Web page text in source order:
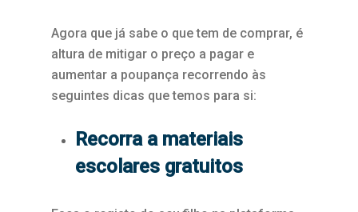
Agora que já sabe o que tem de comprar, é
altura de mitigar o preço a pagar e
aumentar a poupança recorrendo às
seguintes dicas que temos para si:
Recorra a materiais
escolares gratuitos